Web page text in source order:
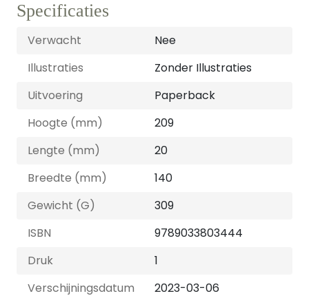
Specificaties
Verwacht
Nee
Illustraties
Zonder Illustraties
Uitvoering
Paperback
Hoogte (mm)
209
Lengte (mm)
20
Breedte (mm)
140
Gewicht (G)
309
ISBN
9789033803444
Druk
1
Verschijningsdatum
2023-03-06